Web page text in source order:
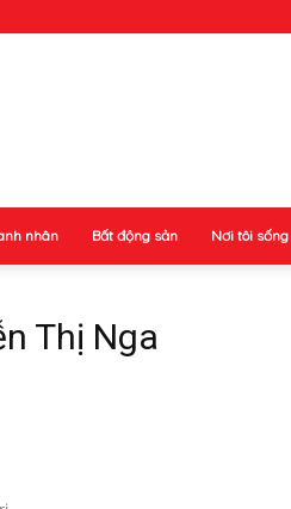
nhân Bất động sản Nơi tôi sống
Thị Nga